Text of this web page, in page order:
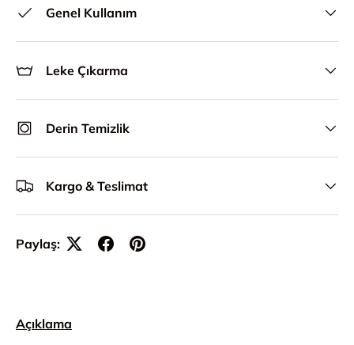
Genel Kullanım
Leke Çıkarma
Derin Temizlik
Kargo & Teslimat
Paylaş:
Açıklama